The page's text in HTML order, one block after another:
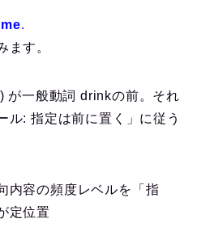
.
ます。
が一般動詞 drinkの前。それ
ル: 指定は前に置く」に従う
内容の頻度レベルを「指
定位置